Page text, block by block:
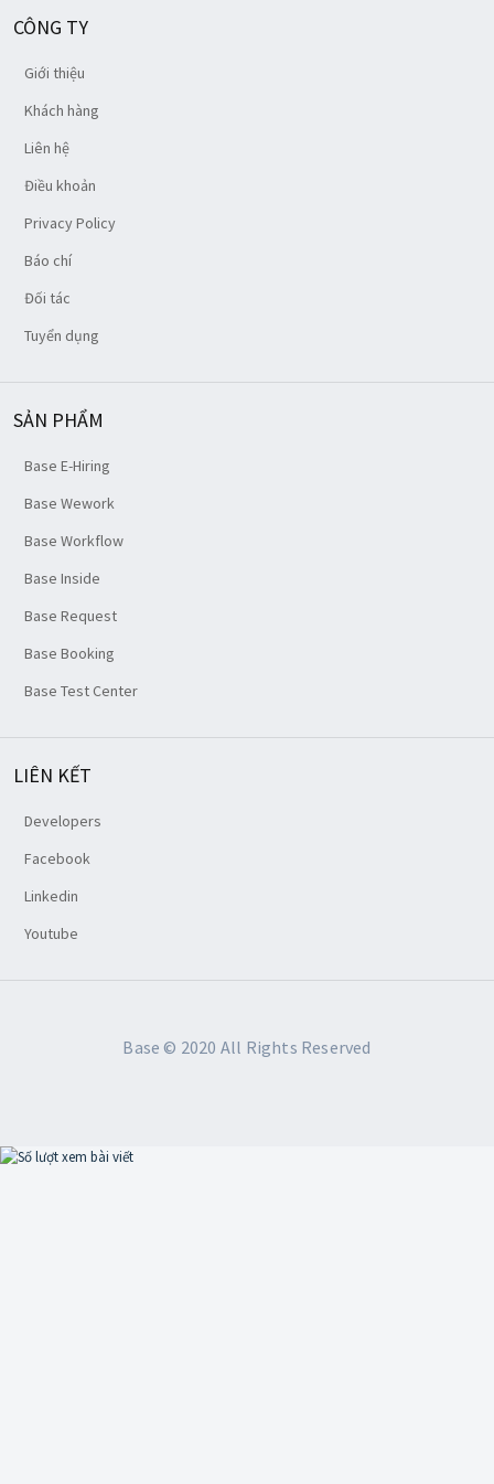
CÔNG TY
Giới thiệu
Khách hàng
Liên hệ
Điều khoản
Privacy Policy
Báo chí
Đối tác
Tuyển dụng
SẢN PHẨM
Base E-Hiring
Base Wework
Base Workflow
Base Inside
Base Request
Base Booking
Base Test Center
LIÊN KẾT
Developers
Facebook
Linkedin
Youtube
Base © 2020 All Rights Reserved